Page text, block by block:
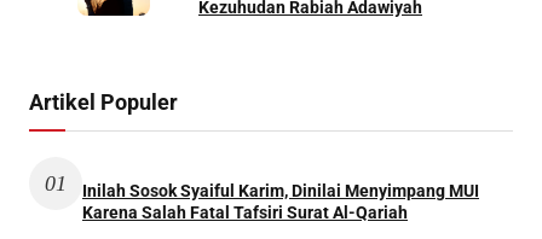
Kezuhudan Rabiah Adawiyah
Artikel Populer
01
Inilah Sosok Syaiful Karim, Dinilai Menyimpang MUI
Karena Salah Fatal Tafsiri Surat Al-Qariah